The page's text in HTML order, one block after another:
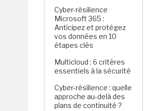
Cyber-résilience
Microsoft 365 :
Anticipez et protégez
vos données en 10
étapes clés
Multicloud : 6 critères
essentiels à la sécurité
Cyber-résilience : quelle
approche au-delà des
plans de continuité ?